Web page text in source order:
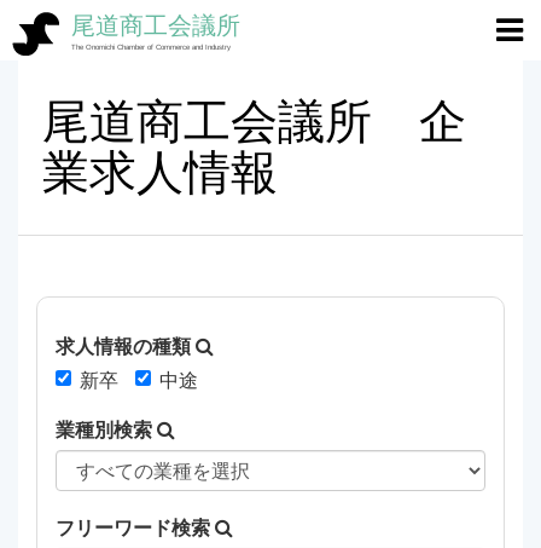
尾道商工会議所
The Onomichi Chamber of Commerce and Industry
ホーム>尾道商工会議所 企業求人情報
尾道商工会議所 企
業求人情報